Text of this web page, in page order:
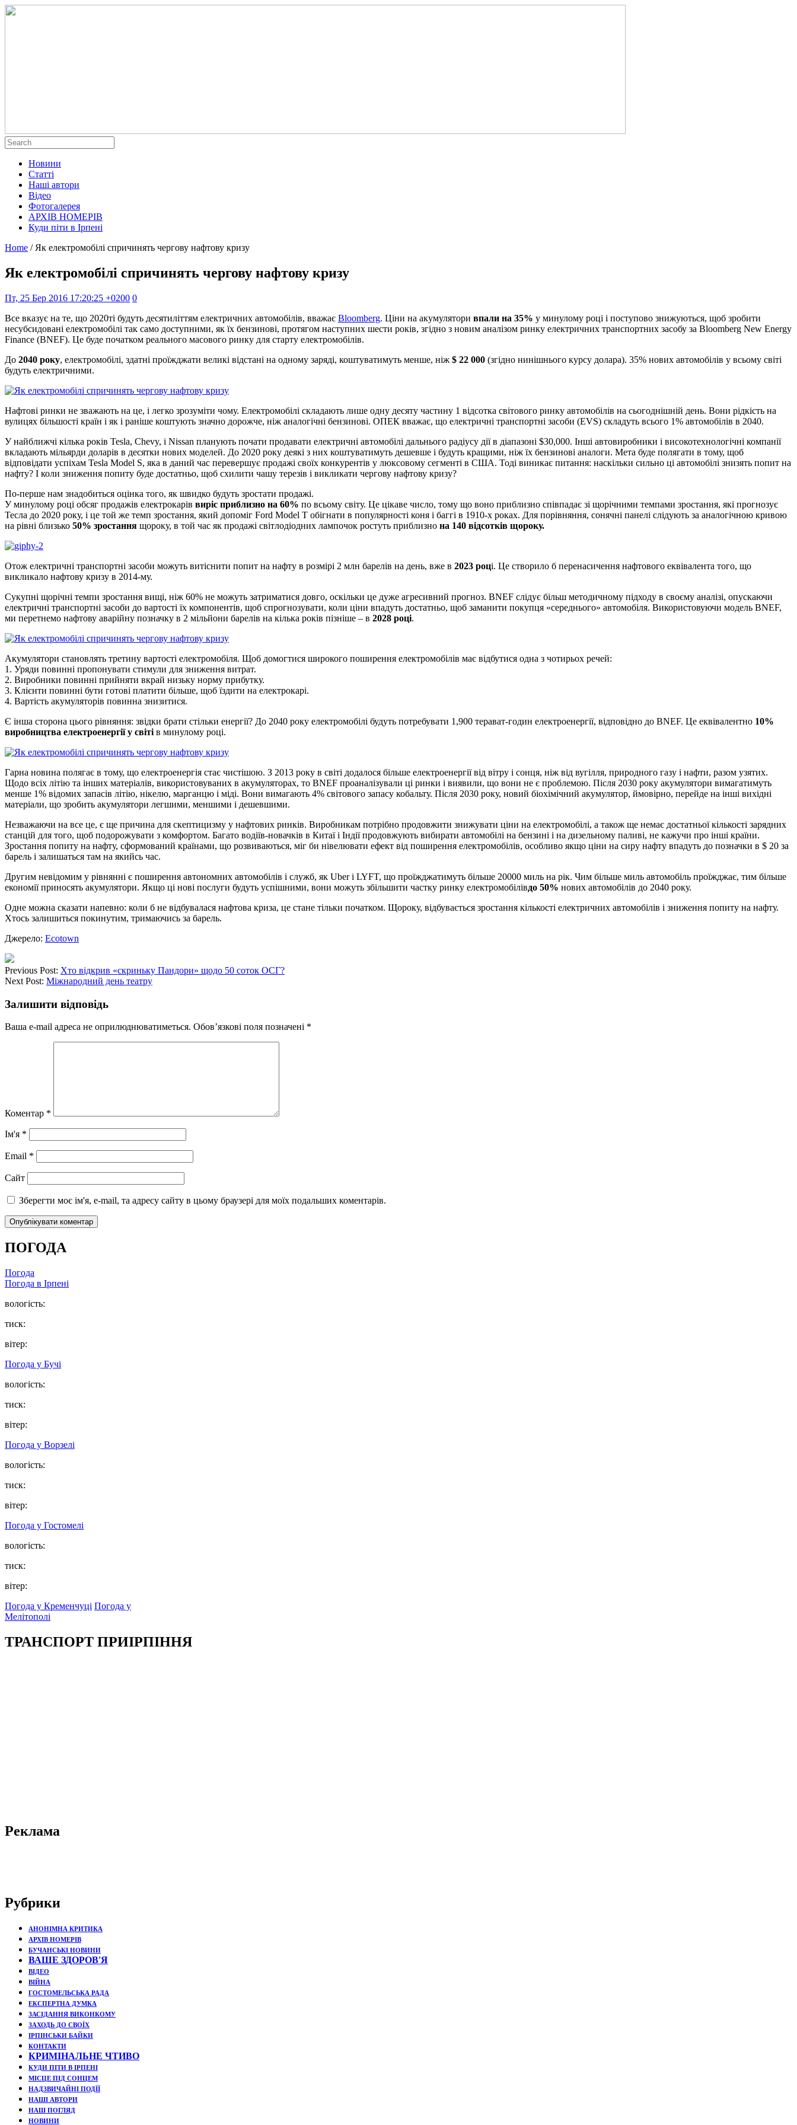
Новини
Статті
Наші автори
Відео
Фотогалерея
АРХІВ НОМЕРІВ
Куди піти в Ірпені
Home / Як електромобілі спричинять чергову нафтову кризу
Як електромобілі спричинять чергову нафтову кризу
Пт, 25 Бер 2016 17:20:25 +0200 0
Все вказує на те, що 2020ті будуть десятиліттям електричних автомобілів, вважає Вloomberg. Ціни на акумулятори впали на 35% у минулому році і поступово знижуються, щоб зробити
несубсидовані електромобілі так само доступними, як їх бензинові, протягом наступних шести років, згідно з новим аналізом ринку електричних транспортних засобу за Bloomberg New Energy
Finance (BNEF). Це буде початком реального масового ринку для старту електромобілів.
До 2040 року, електромобілі, здатні проїжджати великі відстані на одному заряді, коштуватимуть менше, ніж $ 22 000 (згідно нинішнього курсу долара). 35% нових автомобілів у всьому світі
будуть електричними.
Нафтові ринки не зважають на це, і легко зрозуміти чому. Електромобілі складають лише одну десяту частину 1 відсотка світового ринку автомобілів на сьогоднішній день. Вони рідкість на
вулицях більшості країн і як і раніше коштують значно дорожче, ніж аналогічні бензинові. ОПЕК вважає, що електричні транспортні засоби (EVS) складуть всього 1% автомобілів в 2040.
У найближчі кілька років Tesla, Chevy, і Nissan планують почати продавати електричні автомобілі дальнього радіусу дії в діапазоні $30,000. Інші автовиробники і високотехнологічні компанії
вкладають мільярди доларів в десятки нових моделей. До 2020 року деякі з них коштуватимуть дешевше і будуть кращими, ніж їх бензинові аналоги. Мета буде полягати в тому, щоб
відповідати успіхам Tesla Model S, яка в даний час перевершує продажі своїх конкурентів у люксовому сегменті в США. Тоді виникає питання: наскільки сильно ці автомобілі знизять попит на
нафту? І коли зниження попиту буде достатньо, щоб схилити чашу терезів і викликати чергову нафтову кризу?
По-перше нам знадобиться оцінка того, як швидко будуть зростати продажі.
У минулому році обсяг продажів електрокарів виріс приблизно на 60% по всьому світу. Це цікаве число, тому що воно приблизно співпадає зі щорічними темпами зростання, які прогнозує
Тесла до 2020 року, і це той же темп зростання, який допоміг Ford Model T обігнати в популярності коня і баггі в 1910-х роках. Для порівняння, сонячні панелі слідують за аналогічною кривою
на рівні близько 50% зростання щороку, в той час як продажі світлодіодних лампочок ростуть приблизно на 140 відсотків щороку.
Отож електричні транспортні засоби можуть витіснити попит на нафту в розмірі 2 млн барелів на день, вже в 2023 році. Це створило б перенасичення нафтового еквівалента того, що
викликало нафтову кризу в 2014-му.
Сукупні щорічні темпи зростання вищі, ніж 60% не можуть затриматися довго, оскільки це дуже агресивний прогноз. BNEF слідує більш методичному підходу в своєму аналізі, опускаючи
електричні транспортні засоби до вартості їх компонентів, щоб спрогнозувати, коли ціни впадуть достатньо, щоб заманити покупця «середнього» автомобіля. Використовуючи модель BNEF,
ми перетнемо нафтову аварійну позначку в 2 мільйони барелів на кілька років пізніше – в 2028 році.
Акумулятори становлять третину вартості електромобіля. Щоб домогтися широкого поширення електромобілів має відбутися одна з чотирьох речей:
1. Уряди повинні пропонувати стимули для зниження витрат.
2. Виробники повинні прийняти вкрай низьку норму прибутку.
3. Клієнти повинні бути готові платити більше, щоб їздити на електрокарі.
4. Вартість акумуляторів повинна знизитися.
Є інша сторона цього рівняння: звідки брати стільки енергії? До 2040 року електромобілі будуть потребувати 1,900 терават-годин електроенергії, відповідно до BNEF. Це еквівалентно 10%
виробництва електроенергії у світі в минулому році.
Гарна новина полягає в тому, що електроенергія стає чистішою. З 2013 року в світі додалося більше електроенергії від вітру і сонця, ніж від вугілля, природного газу і нафти, разом узятих.
Щодо всіх літію та інших матеріалів, використовуваних в акумуляторах, то BNEF проаналізували ці ринки і виявили, що вони не є проблемою. Після 2030 року акумулятори вимагатимуть
менше 1% відомих запасів літію, нікелю, марганцю і міді. Вони вимагають 4% світового запасу кобальту. Після 2030 року, новий біохімічний акумулятор, ймовірно, перейде на інші вихідні
матеріали, що зробить акумулятори легшими, меншими і дешевшими.
Незважаючи на все це, є ще причина для скептицизму у нафтових ринків. Виробникам потрібно продовжити знижувати ціни на електромобілі, а також ще немає достатньої кількості зарядних
станцій для того, щоб подорожувати з комфортом. Багато водіїв-новачків в Китаї і Індії продовжують вибирати автомобілі на бензині і на дизельному паливі, не кажучи про інші країни.
Зростання попиту на нафту, сформований країнами, що розвиваються, міг би нівелювати ефект від поширення електромобілів, особливо якщо ціни на сиру нафту впадуть до позначки в $ 20 за
барель і залишаться там на якийсь час.
Другим невідомим у рівнянні є поширення автономних автомобілів і служб, як Uber і LYFT, що проїжджатимуть більше 20000 миль на рік. Чим більше миль автомобіль проїжджає, тим більше
економії приносять акумулятори. Якщо ці нові послуги будуть успішними, вони можуть збільшити частку ринку електромобілівдо 50% нових автомобілів до 2040 року.
Одне можна сказати напевно: коли б не відбувалася нафтова криза, це стане тільки початком. Щороку, відбувається зростання кількості електричних автомобілів і зниження попиту на нафту.
Хтось залишиться покинутим, тримаючись за барель.
Джерело: Ecotown
Previous Post: Хто відкрив «скриньку Пандори» щодо 50 соток ОСГ?
Next Post: Міжнародний день театру
Залишити відповідь
Ваша e-mail адреса не оприлюднюватиметься. Обов’язкові поля позначені *
Коментар *
Ім'я *
Email *
Сайт
Зберегти моє ім'я, e-mail, та адресу сайту в цьому браузері для моїх подальших коментарів.
ПОГОДА
Погода
Погода в Ірпені
вологість:
тиск:
вітер:
Погода у Бучі
вологість:
тиск:
вітер:
Погода у Ворзелі
вологість:
тиск:
вітер:
Погода у Гостомелі
вологість:
тиск:
вітер:
Погода у Кременчуці Погода у
Мелітополі
ТРАНСПОРТ ПРИІРПІННЯ
Реклама
Рубрики
АНОНІМНА КРИТИКА
АРХІВ НОМЕРІВ
БУЧАНСЬКІ НОВИНИ
ВАШЕ ЗДОРОВ'Я
ВІДЕО
ВІЙНА
ГОСТОМЕЛЬСЬКА РАДА
ЕКСПЕРТНА ДУМКА
ЗАСІДАННЯ ВИКОНКОМУ
ЗАХОДЬ ДО СВОЇХ
ІРПІНСЬКИ БАЙКИ
КОНТАКТИ
КРИМІНАЛЬНЕ ЧТИВО
КУДИ ПІТИ В ІРПЕНІ
МІСЦЕ ПІД СОНЦЕМ
НАДЗВИЧАЙНІ ПОДЇЇ
НАШІ АВТОРИ
НАШ ПОГЛЯД
НОВИНИ